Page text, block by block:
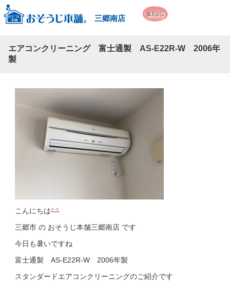
三郷南店
エアコンクリーニング 富士通製 AS-E22R-W 2006年
製
こんにちは
三郷市 の おそうじ本舗三郷南店 です
今日も暑いですね
富士通製 AS-E22R-W 2006年製
スタンダードエアコンクリーニングのご紹介です